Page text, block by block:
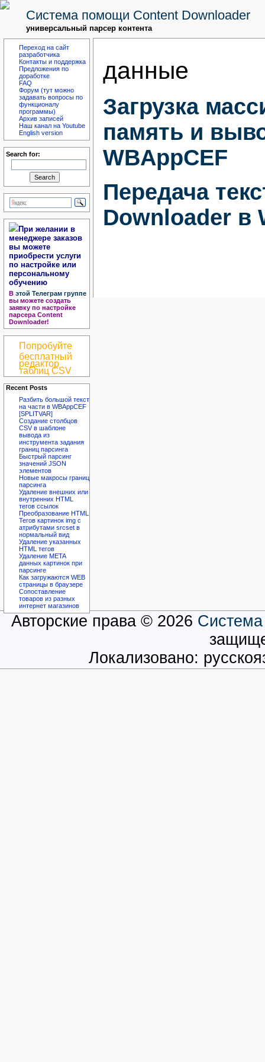
Система помощи Content Downloader
универсальный парсер контента
Переход на сайт
разработчика
Контакты и поддержка
Предложения по
доработке
FAQ
Форум (тут можно
задавать вопросы по
функционалу
программы)
Архив записей
Наш канал на Youtube
English version
Search for:
При желании в
менеджере заказов
вы можете
приобрести услуги
по настройке или
персональному
обучению
В этой Телеграм группе
вы можете создать
заявку по настройке
парсера Content
Downloader!
Попробуйте
бесплатный
редактор
таблиц CSV
Recent Posts
Разбить большой текст
на части в WBAppCEF
[SPLITVAR]
Создание столбцов
CSV в шаблоне
вывода из
инструмента задания
границ парсинга
Быстрый парсинг
значений JSON
элементов
Новые макросы границ
парсинга
Удаление внешних или
внутренних HTML
тегов ссылок
Преобразование HTML
Тегов картинок img с
атрибутами srcset в
нормальный вид
Удаление указанных
HTML тегов
Удаление META
данных картинок при
парсинге
Как загружаются WEB
страницы в браузере
Сопоставление
товаров из разных
интернет магазинов
данные
Загрузка
память и
WBAppCEF
Передача
Downloader в
Авторские права © 2026
Локализовано: